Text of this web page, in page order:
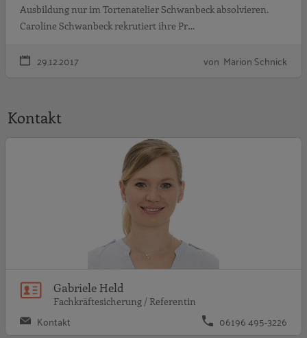
Ausbildung nur im Tortenatelier Schwanbeck absolvieren.
Caroline Schwanbeck rekrutiert ihre Pr…
29.12.2017 von Marion Schnick
Kontakt
Gabriele Held
Fachkräftesicherung / Referentin
Kontakt 06196 495-3226